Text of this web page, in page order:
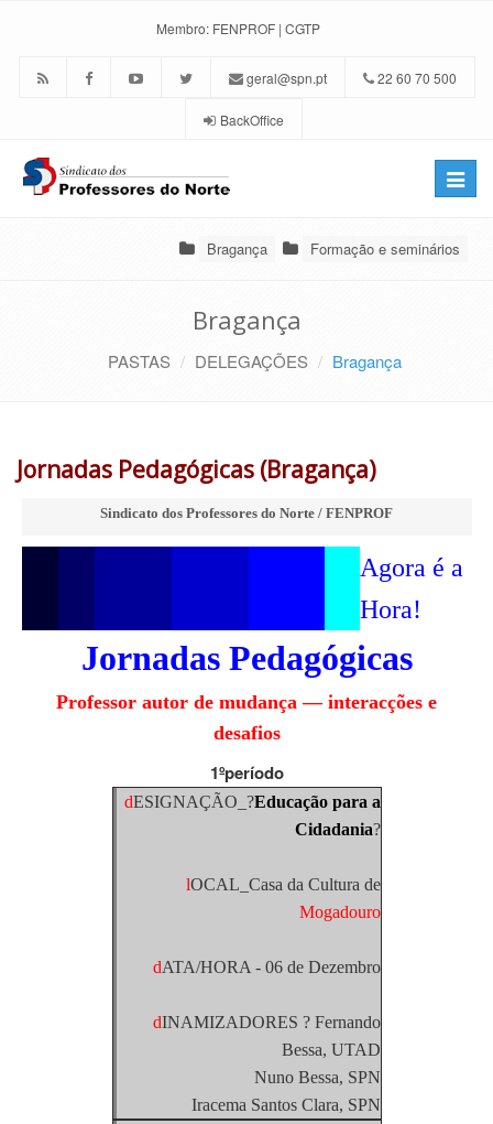
Membro: FENPROF | CGTP
geral@spn.pt 22 60 70 500
BackOffice
Toggle
Bragança Formação e seminários
Bragança
PASTAS DELEGAÇÕES Bragança
Jornadas Pedagógicas (Bragança)
Sindicato dos Professores do Norte / FENPROF
Agora é a
Hora!
Jornadas Pedagógicas
Professor autor de mudança — interacções e
desafios
1ºperíodo
dESIGNAÇÃO_?Educação para a
Cidadania?
lOCAL_Casa da Cultura de
Mogadouro
dATA/HORA - 06 de Dezembro
dINAMIZADORES ? Fernando
Bessa, UTAD
Nuno Bessa, SPN
Iracema Santos Clara, SPN